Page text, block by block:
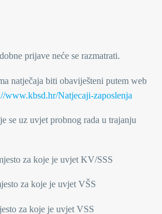
prijave neće se razmatrati.
natječaja biti obaviješteni putem web
www.kbsd.hr/Natjecaji-zaposlenja
se uz uvjet probnog rada u trajanju
za koje je uvjet KV/SSS
za koje je uvjet VŠS
za koje je uvjet VSS